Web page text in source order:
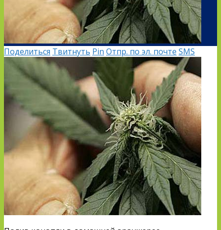
Поделиться Твитнуть Pin Отпр. по эл. почте SMS